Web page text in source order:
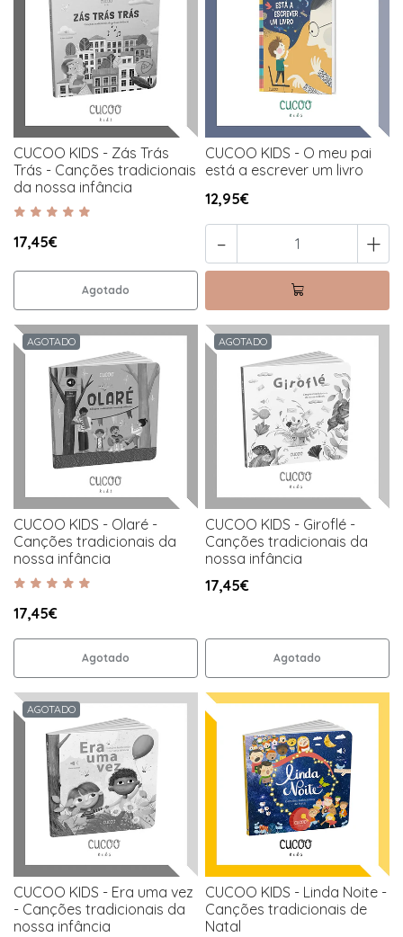
CUCOO KIDS - Zás Trás
Trás - Canções tradicionais
da nossa infância
17,45€
Agotado
CUCOO KIDS - O meu pai
está a escrever um livro
12,95€
- +
AGOTADO
CUCOO KIDS - Olaré -
Canções tradicionais da
nossa infância
17,45€
Agotado
AGOTADO
CUCOO KIDS - Giroflé -
Canções tradicionais da
nossa infância
17,45€
Agotado
AGOTADO
CUCOO KIDS - Era uma vez
- Canções tradicionais da
nossa infância
CUCOO KIDS - Linda Noite -
Canções tradicionais de
Natal